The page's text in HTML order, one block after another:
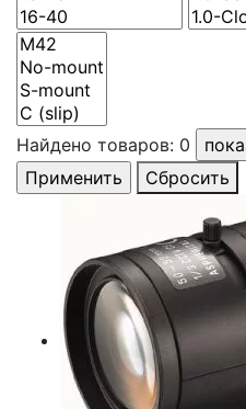
Найдено товаров: 0
Сбросить